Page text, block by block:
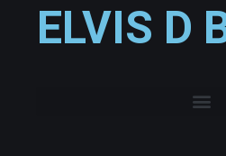
ELVIS D